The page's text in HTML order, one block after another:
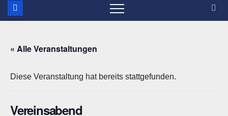
« Alle Veranstaltungen
Diese Veranstaltung hat bereits stattgefunden.
Vereinsabend